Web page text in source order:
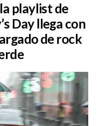
playlist de
Day llega con
de rock